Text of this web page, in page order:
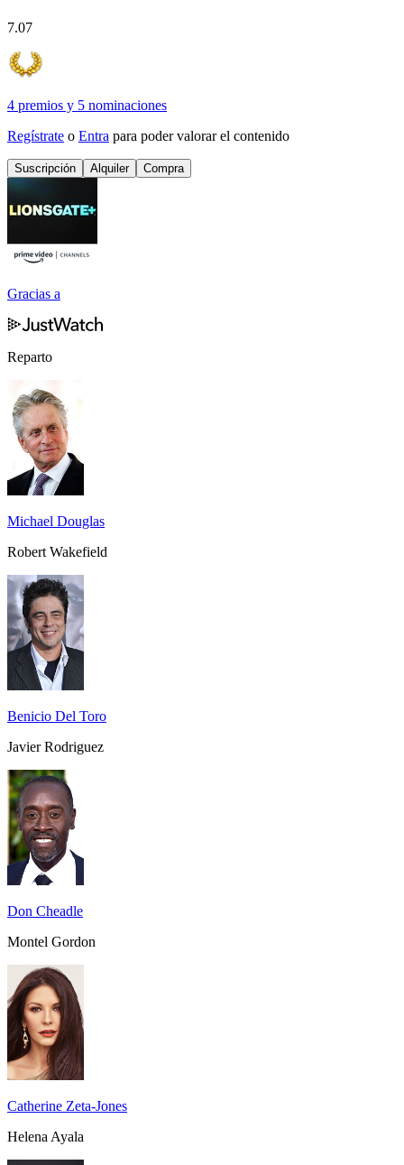
7.07
4 premios y 5 nominaciones
Regístrate o Entra para poder valorar el contenido
Suscripción Alquiler Compra
Gracias a
Reparto
Michael Douglas
Robert Wakefield
Benicio Del Toro
Javier Rodriguez
Don Cheadle
Montel Gordon
Catherine Zeta-Jones
Helena Ayala